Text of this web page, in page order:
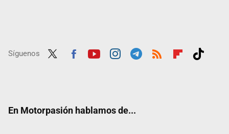
Síguenos
En Motorpasión hablamos de...